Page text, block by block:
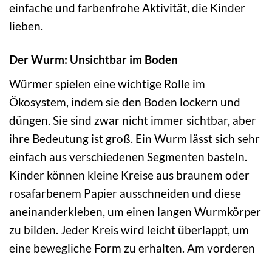
einfache und farbenfrohe Aktivität, die Kinder
lieben.
Der Wurm: Unsichtbar im Boden
Würmer spielen eine wichtige Rolle im
Ökosystem, indem sie den Boden lockern und
düngen. Sie sind zwar nicht immer sichtbar, aber
ihre Bedeutung ist groß. Ein Wurm lässt sich sehr
einfach aus verschiedenen Segmenten basteln.
Kinder können kleine Kreise aus braunem oder
rosafarbenem Papier ausschneiden und diese
aneinanderkleben, um einen langen Wurmkörper
zu bilden. Jeder Kreis wird leicht überlappt, um
eine bewegliche Form zu erhalten. Am vorderen